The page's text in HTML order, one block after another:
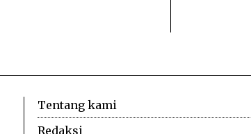
Tentang kami
Redaksi